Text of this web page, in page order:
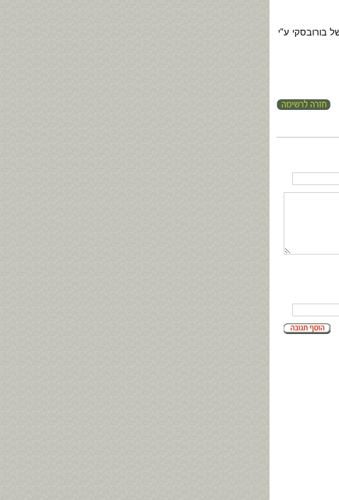
בורובסקי ע"י